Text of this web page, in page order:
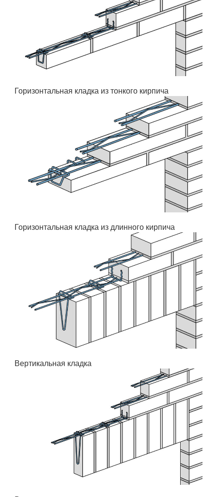
Горизонтальная кладка из тонкого кирпича
Горизонтальная кладка из длинного кирпича
Вертикальная кладка